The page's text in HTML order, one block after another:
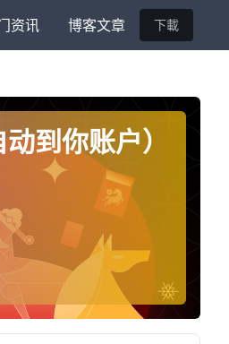
资讯 博客文章 下載
到你账户）